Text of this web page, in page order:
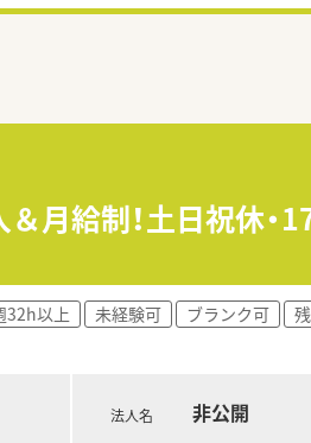
月給制！土日祝休・
32h以上 未経験可 ブランク可
法人名 非公開